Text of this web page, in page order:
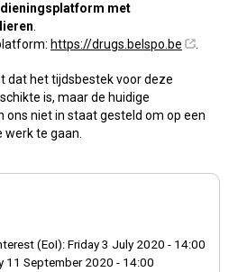
met
.
https://drugs.belspo.be .
dat het tijdsbestek voor deze
is, maar de huidige
ons niet in staat gesteld om op een
te gaan.
(EoI): Friday 3 July 2020 - 14:00
11 September 2020 - 14:00